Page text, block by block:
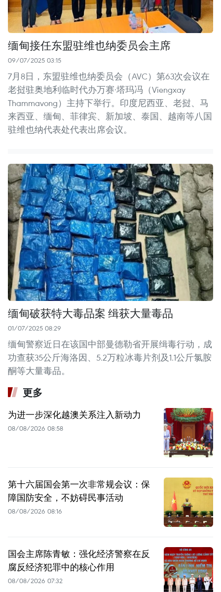
缅甸接任东盟驻维也纳委员会主席
09/07/2025 03:15
7月8日，东盟驻维也纳委员会（AVC）第63次会议在
老挝驻奥地利临时代办万赛·塔玛冯（Viengxay
Thammavong）主持下举行。印度尼西亚、老挝、马
来西亚、缅甸、菲律宾、新加坡、泰国、越南等八国
驻维也纳代表处代表出席会议。
缅甸破获特大毒品案 缉获大量毒品
01/07/2025 08:29
缅甸警察近日在该国中部曼德勒省开展缉毒行动，成
功查获35公斤海洛因、5.2万粒冰毒片剂及1.1公斤氯胺
酮等大量毒品。
更多
为进一步深化越澳关系注入新动力
08/08/2026 08:58
第十六届国会第一次非常规会议：保
障国防安全，不妨碍民事活动
08/08/2026 08:16
国会主席陈青敏：强化经济警察在反
腐反经济犯罪中的核心作用
08/08/2026 07:32